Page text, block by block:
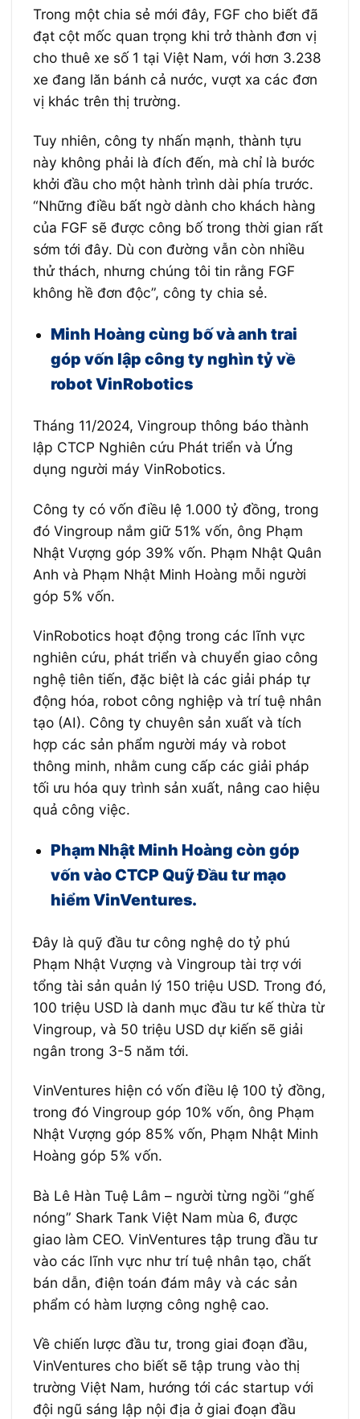
Trong một chia sẻ mới đây, FGF cho biết đã
đạt cột mốc quan trọng khi trở thành đơn vị
cho thuê xe số 1 tại Việt Nam, với hơn 3.238
xe đang lăn bánh cả nước, vượt xa các đơn
vị khác trên thị trường.
Tuy nhiên, công ty nhấn mạnh, thành tựu
này không phải là đích đến, mà chỉ là bước
khởi đầu cho một hành trình dài phía trước.
“Những điều bất ngờ dành cho khách hàng
của FGF sẽ được công bố trong thời gian rất
sớm tới đây. Dù con đường vẫn còn nhiều
thử thách, nhưng chúng tôi tin rằng FGF
không hề đơn độc”, công ty chia sẻ.
Minh Hoàng cùng bố và anh trai
góp vốn lập công ty nghìn tỷ về
robot VinRobotics
Tháng 11/2024, Vingroup thông báo thành
lập CTCP Nghiên cứu Phát triển và Ứng
dụng người máy VinRobotics.
Công ty có vốn điều lệ 1.000 tỷ đồng, trong
đó Vingroup nắm giữ 51% vốn, ông Phạm
Nhật Vượng góp 39% vốn. Phạm Nhật Quân
Anh và Phạm Nhật Minh Hoàng mỗi người
góp 5% vốn.
VinRobotics hoạt động trong các lĩnh vực
nghiên cứu, phát triển và chuyển giao công
nghệ tiên tiến, đặc biệt là các giải pháp tự
động hóa, robot công nghiệp và trí tuệ nhân
tạo (AI). Công ty chuyên sản xuất và tích
hợp các sản phẩm người máy và robot
thông minh, nhằm cung cấp các giải pháp
tối ưu hóa quy trình sản xuất, nâng cao hiệu
quả công việc.
Phạm Nhật Minh Hoàng còn góp
vốn vào CTCP Quỹ Đầu tư mạo
hiểm VinVentures.
Đây là quỹ đầu tư công nghệ do tỷ phú
Phạm Nhật Vượng và Vingroup tài trợ với
tổng tài sản quản lý 150 triệu USD. Trong đó,
100 triệu USD là danh mục đầu tư kế thừa từ
Vingroup, và 50 triệu USD dự kiến sẽ giải
ngân trong 3-5 năm tới.
VinVentures hiện có vốn điều lệ 100 tỷ đồng,
trong đó Vingroup góp 10% vốn, ông Phạm
Nhật Vượng góp 85% vốn, Phạm Nhật Minh
Hoàng góp 5% vốn.
Bà Lê Hàn Tuệ Lâm – người từng ngồi “ghế
nóng” Shark Tank Việt Nam mùa 6, được
giao làm CEO. VinVentures tập trung đầu tư
vào các lĩnh vực như trí tuệ nhân tạo, chất
bán dẫn, điện toán đám mây và các sản
phẩm có hàm lượng công nghệ cao.
Về chiến lược đầu tư, trong giai đoạn đầu,
VinVentures cho biết sẽ tập trung vào thị
trường Việt Nam, hướng tới các startup với
đội ngũ sáng lập nội địa ở giai đoạn đầu